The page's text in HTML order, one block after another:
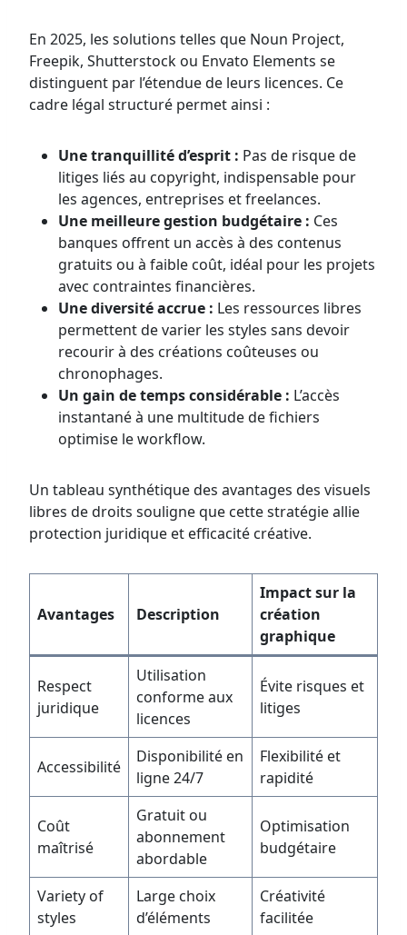
En 2025, les solutions telles que Noun Project,
Freepik, Shutterstock ou Envato Elements se
distinguent par l’étendue de leurs licences. Ce
cadre légal structuré permet ainsi :
Une tranquillité d’esprit : Pas de risque de
litiges liés au copyright, indispensable pour
les agences, entreprises et freelances.
Une meilleure gestion budgétaire : Ces
banques offrent un accès à des contenus
gratuits ou à faible coût, idéal pour les projets
avec contraintes financières.
Une diversité accrue : Les ressources libres
permettent de varier les styles sans devoir
recourir à des créations coûteuses ou
chronophages.
Un gain de temps considérable : L’accès
instantané à une multitude de fichiers
optimise le workflow.
Un tableau synthétique des avantages des visuels
libres de droits souligne que cette stratégie allie
protection juridique et efficacité créative.
Avantages Description
Impact sur la
création
graphique
Respect
juridique
Utilisation
conforme aux
licences
Évite risques et
litiges
Accessibilité
Disponibilité en
ligne 24/7
Flexibilité et
rapidité
Coût
maîtrisé
Gratuit ou
abonnement
abordable
Optimisation
budgétaire
Variety of
styles
Large choix
d’éléments
Créativité
facilitée